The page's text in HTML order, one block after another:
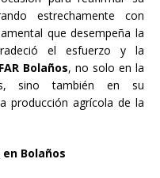
estrechamente con
que desempeña la
el esfuerzo y la
Bolaños, no solo en la
sino también en su
producción agrícola de la
Bolaños